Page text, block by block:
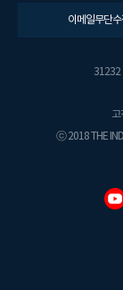
이메일무단
31232
고
ⓒ 2018 THE